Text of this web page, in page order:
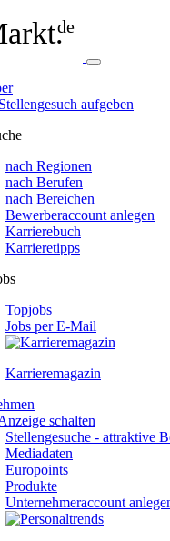
de
aufgeben
nach Regionen
nach Berufen
nach Bereichen
Bewerberaccount anlegen
Karrierebuch
Karrieretipps
Topjobs
Jobs per E-Mail
Karriere­magazin
schalten
Stellengesuche - attraktive
Mediadaten
Europoints
Produkte
Unternehmeraccount